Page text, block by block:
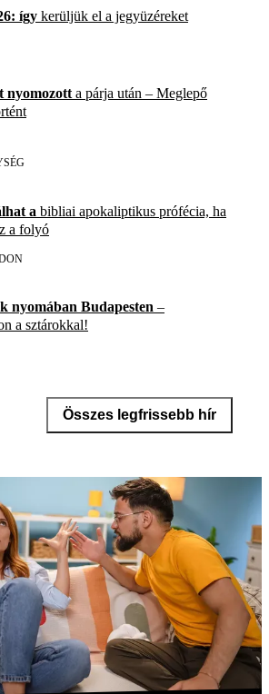
így kerüljük el a jegyüzéreket
nyomozott a párja után – Meglepő
a bibliai apokaliptikus prófécia, ha
a folyó
nyomában Budapesten –
a sztárokkal!
Összes legfrissebb hír